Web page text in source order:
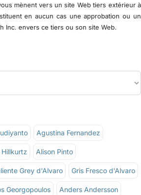
mènent vers un site Web tiers extérieur à
en aucun cas une approbation ou un
Inc. envers ce tiers ou son site Web.
Agustina Fernandez
Hillkurtz Alison Pinto
Grey d'Alvaro Gris Fresco d'Alvaro
Georgopoulos Anders Andersson